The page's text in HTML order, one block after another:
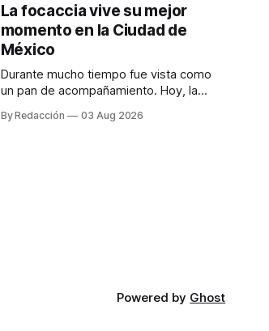
La focaccia vive su mejor
momento en la Ciudad de
México
Durante mucho tiempo fue vista como
un pan de acompañamiento. Hoy, la
platillos favoritos de quienes buscan
By Redacción 03 Aug 2026
Powered by Ghost